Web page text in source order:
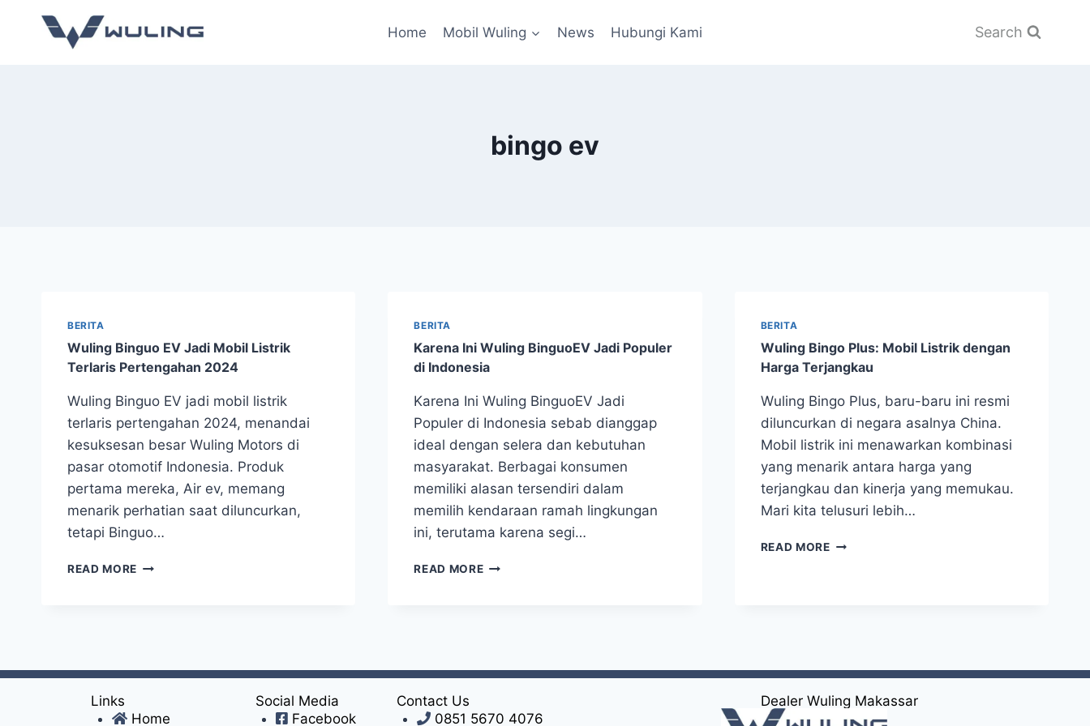
Home Mobil Wuling News Hubungi Kami Search
bingo ev
BERITA
Wuling Binguo EV Jadi Mobil Listrik
Terlaris Pertengahan 2024
Wuling Binguo EV jadi mobil listrik
terlaris pertengahan 2024, menandai
kesuksesan besar Wuling Motors di
pasar otomotif Indonesia. Produk
pertama mereka, Air ev, memang
menarik perhatian saat diluncurkan,
tetapi Binguo…
READ MORE
BERITA
Karena Ini Wuling BinguoEV Jadi Populer
di Indonesia
Karena Ini Wuling BinguoEV Jadi
Populer di Indonesia sebab dianggap
ideal dengan selera dan kebutuhan
masyarakat. Berbagai konsumen
memiliki alasan tersendiri dalam
memilih kendaraan ramah lingkungan
ini, terutama karena segi…
READ MORE
BERITA
Wuling Bingo Plus: Mobil Listrik dengan
Harga Terjangkau
Wuling Bingo Plus, baru-baru ini resmi
diluncurkan di negara asalnya China.
Mobil listrik ini menawarkan kombinasi
yang menarik antara harga yang
terjangkau dan kinerja yang memukau.
Mari kita telusuri lebih…
READ MORE
Links
Home
Social Media
Facebook
Contact Us
0851 5670 4076
Dealer Wuling Makassar